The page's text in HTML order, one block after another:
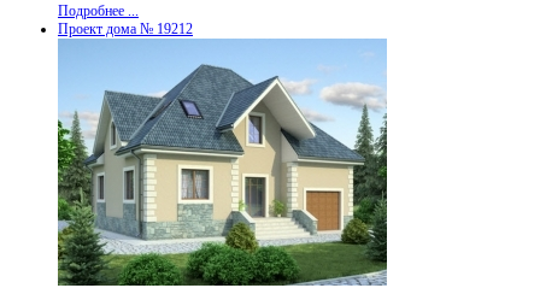
Подробнее ...
Проект дома № 19212